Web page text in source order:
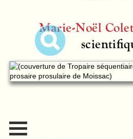
Marie-Noël